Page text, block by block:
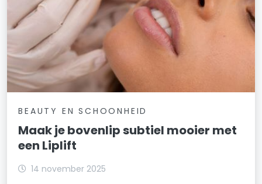
BEAUTY EN SCHOONHEID
Maak je bovenlip subtiel mooier met
een Liplift
14 november 2025